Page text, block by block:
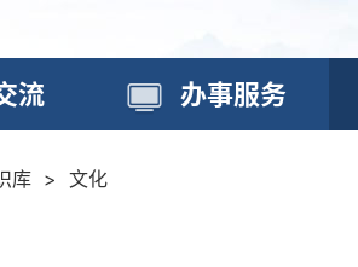
流 办事服务
库 > 文化